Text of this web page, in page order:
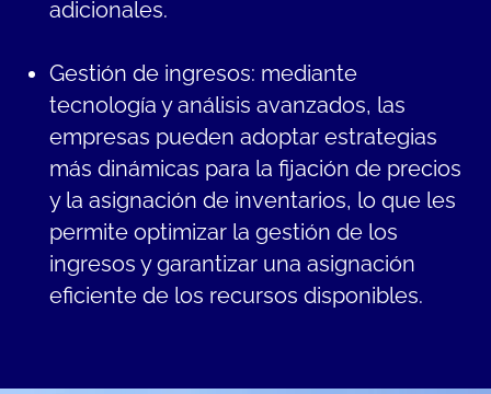
adicionales.
Gestión de ingresos: mediante
tecnología y análisis avanzados, las
empresas pueden adoptar estrategias
más dinámicas para la fijación de precios
y la asignación de inventarios, lo que les
permite optimizar la gestión de los
ingresos y garantizar una asignación
eficiente de los recursos disponibles.